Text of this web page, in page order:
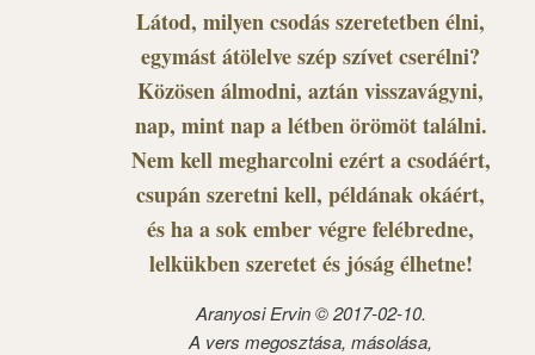
Látod, milyen csodás szeretetben élni,
egymást átölelve szép szívet cserélni?
Közösen álmodni, aztán visszavágyni,
nap, mint nap a létben örömöt találni.
Nem kell megharcolni ezért a csodáért,
csupán szeretni kell, példának okáért,
és ha a sok ember végre felébredne,
lelkükben szeretet és jóság élhetne!
Aranyosi Ervin © 2017-02-10.
A vers megosztása, másolása,